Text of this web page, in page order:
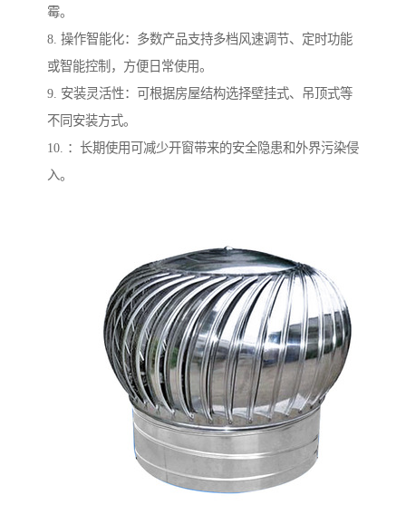
霉。
8. 操作智能化：多数产品支持多档风速调节、定时功能
或智能控制，方便日常使用。
9. 安装灵活性：可根据房屋结构选择壁挂式、吊顶式等
不同安装方式。
10. ：长期使用可减少开窗带来的安全隐患和外界污染侵
入。